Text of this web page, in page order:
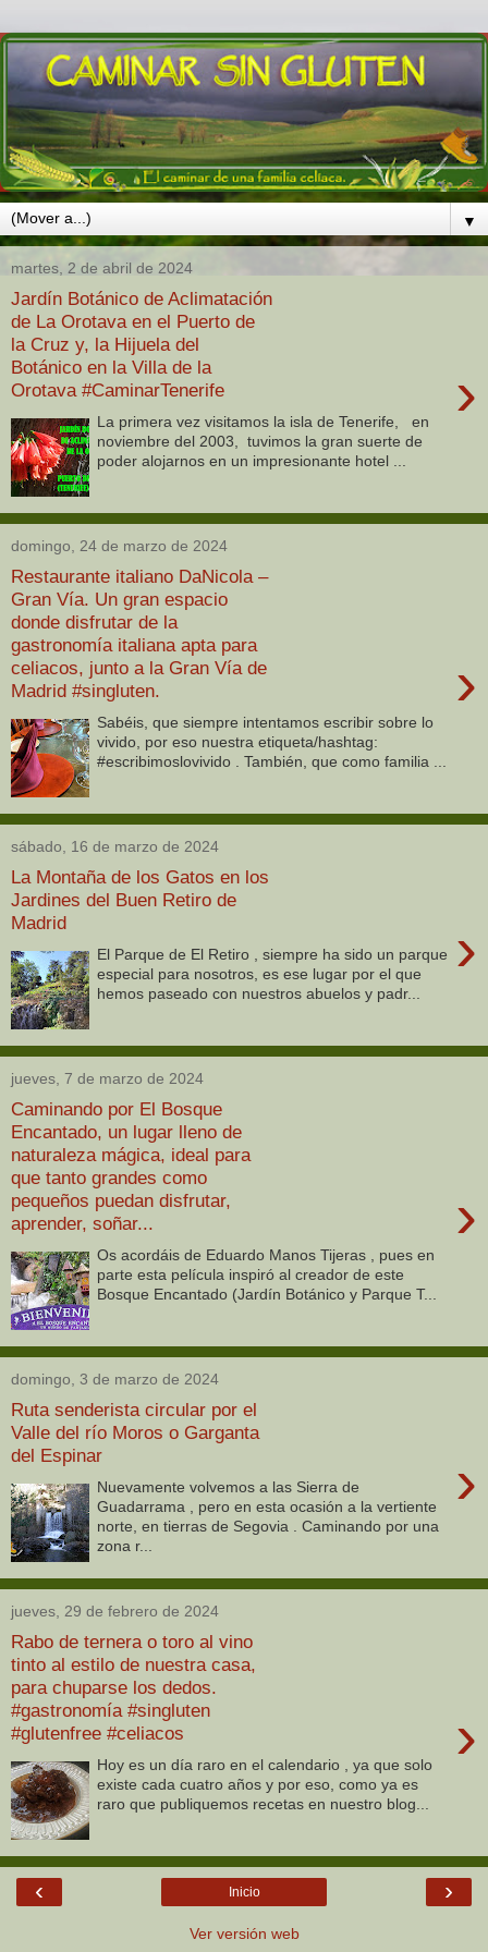
▼
martes, 2 de abril de 2024
Jardín Botánico de Aclimatación
de La Orotava en el Puerto de
la Cruz y, la Hijuela del
Botánico en la Villa de la
Orotava #CaminarTenerife
›
La primera vez visitamos la isla de Tenerife, en
noviembre del 2003, tuvimos la gran suerte de
poder alojarnos en un impresionante hotel ...
domingo, 24 de marzo de 2024
Restaurante italiano DaNicola –
Gran Vía. Un gran espacio
donde disfrutar de la
gastronomía italiana apta para
celiacos, junto a la Gran Vía de
Madrid #singluten.
›
Sabéis, que siempre intentamos escribir sobre lo
vivido, por eso nuestra etiqueta/hashtag:
#escribimoslovivido . También, que como familia ...
sábado, 16 de marzo de 2024
La Montaña de los Gatos en los
Jardines del Buen Retiro de
Madrid
›
El Parque de El Retiro , siempre ha sido un parque
especial para nosotros, es ese lugar por el que
hemos paseado con nuestros abuelos y padr...
jueves, 7 de marzo de 2024
Caminando por El Bosque
Encantado, un lugar lleno de
naturaleza mágica, ideal para
que tanto grandes como
pequeños puedan disfrutar,
aprender, soñar...
›
Os acordáis de Eduardo Manos Tijeras , pues en
parte esta película inspiró al creador de este
Bosque Encantado (Jardín Botánico y Parque T...
domingo, 3 de marzo de 2024
Ruta senderista circular por el
Valle del río Moros o Garganta
del Espinar
›
Nuevamente volvemos a las Sierra de
Guadarrama , pero en esta ocasión a la vertiente
norte, en tierras de Segovia . Caminando por una
zona r...
jueves, 29 de febrero de 2024
Rabo de ternera o toro al vino
tinto al estilo de nuestra casa,
para chuparse los dedos.
#gastronomía #singluten
#glutenfree #celiacos
›
Hoy es un día raro en el calendario , ya que solo
existe cada cuatro años y por eso, como ya es
raro que publiquemos recetas en nuestro blog...
‹ ›
Inicio
Ver versión web